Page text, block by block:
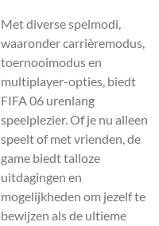
Met diverse spelmodi,
waaronder carrièremodus,
toernooimodus en
multiplayer-opties, biedt
FIFA 06 urenlang
speelplezier. Of je nu alleen
speelt of met vrienden, de
game biedt talloze
uitdagingen en
mogelijkheden om jezelf te
bewijzen als de ultieme